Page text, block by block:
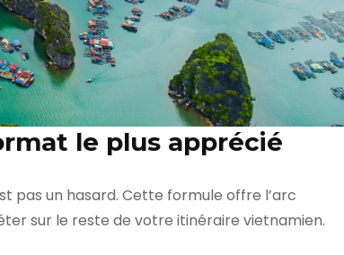
le plus apprécié
pas un hasard. Cette formule offre l’arc
sur le reste de votre itinéraire vietnamien.